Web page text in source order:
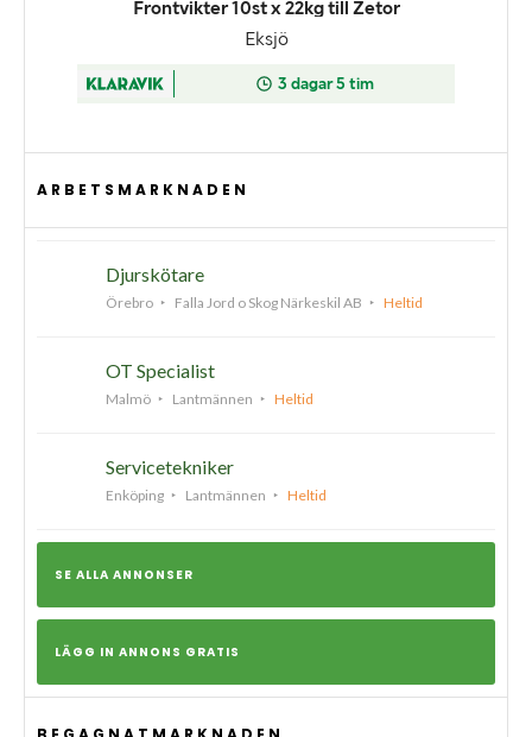
ARBETSMARKNADEN
Djurskötare
Örebro Falla Jord o Skog Närkeskil AB Heltid
OT Specialist
Malmö Lantmännen Heltid
Servicetekniker
Enköping Lantmännen Heltid
SE ALLA ANNONSER
LÄGG IN ANNONS GRATIS